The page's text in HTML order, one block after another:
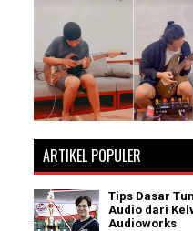
ARTIKEL POPULER
Tips Dasar
Audio dari
Audioworks